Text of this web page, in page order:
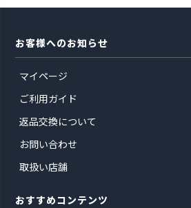
お客様へのお知らせ
マイページ
ご利用ガイド
返品交換について
お問い合わせ
取扱い店舗
おすすめコンテンツ